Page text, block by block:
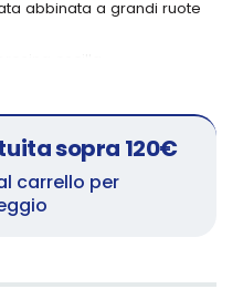
abbinata a grandi ruote
e seguendo le
compromesso nella
ruote rivestite in
garantiscono tragitti
superfici leggermente
PU è dotato di manubrio
sopra 120€
carrello per